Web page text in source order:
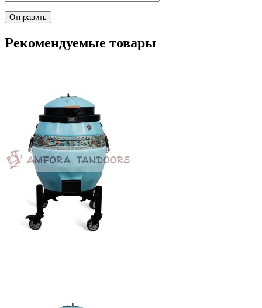
Рекомендуемые товары